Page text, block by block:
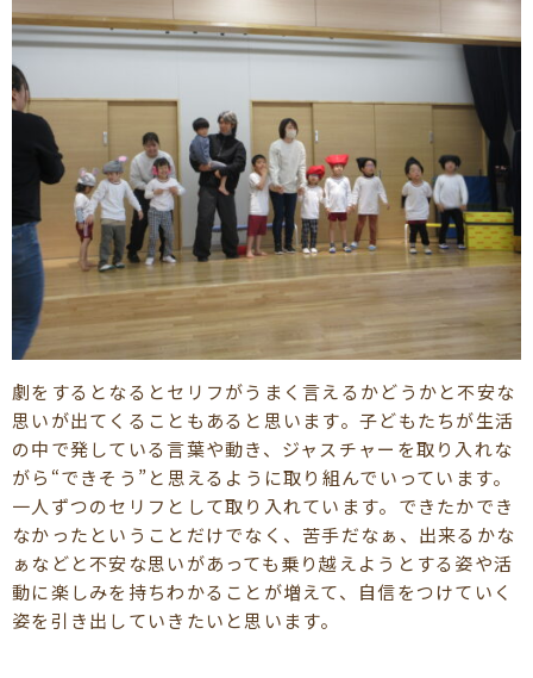
劇をするとなるとセリフがうまく言えるかどうかと不安な
思いが出てくることもあると思います。子どもたちが生活
の中で発している言葉や動き、ジャスチャーを取り入れな
がら“できそう”と思えるように取り組んでいっています。
一人ずつのセリフとして取り入れています。できたかでき
なかったということだけでなく、苦手だなぁ、出来るかな
ぁなどと不安な思いがあっても乗り越えようとする姿や活
動に楽しみを持ちわかることが増えて、自信をつけていく
姿を引き出していきたいと思います。